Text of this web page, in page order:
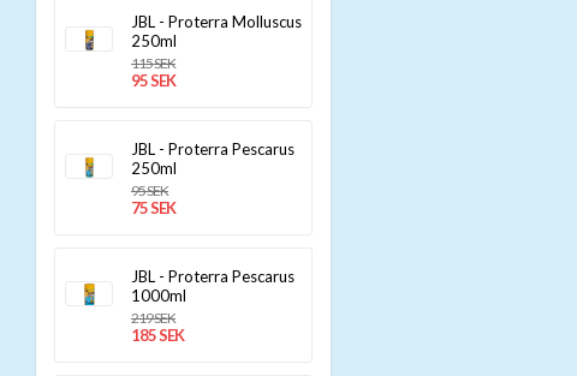
JBL - Proterra Molluscus
250ml
115 SEK
95 SEK
JBL - Proterra Pescarus
250ml
95 SEK
75 SEK
JBL - Proterra Pescarus
1000ml
219 SEK
185 SEK